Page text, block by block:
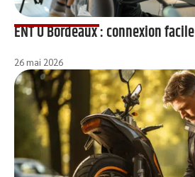
ENT U Bordeaux : connexion facile
26 mai 2026